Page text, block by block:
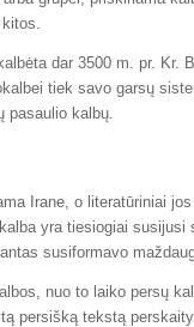
dar 3500 m. pr. Kr.
tiek savo garsų
pasaulio kalbų.
Irane, o literatūriniai
yra tiesiogiai
susiformavo
nuo to laiko persų
persišką tekstą